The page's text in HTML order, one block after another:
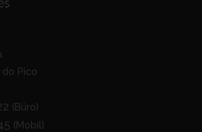
Pico
(Büro)
(Mobil)